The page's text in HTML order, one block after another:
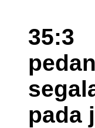
35:3
pada